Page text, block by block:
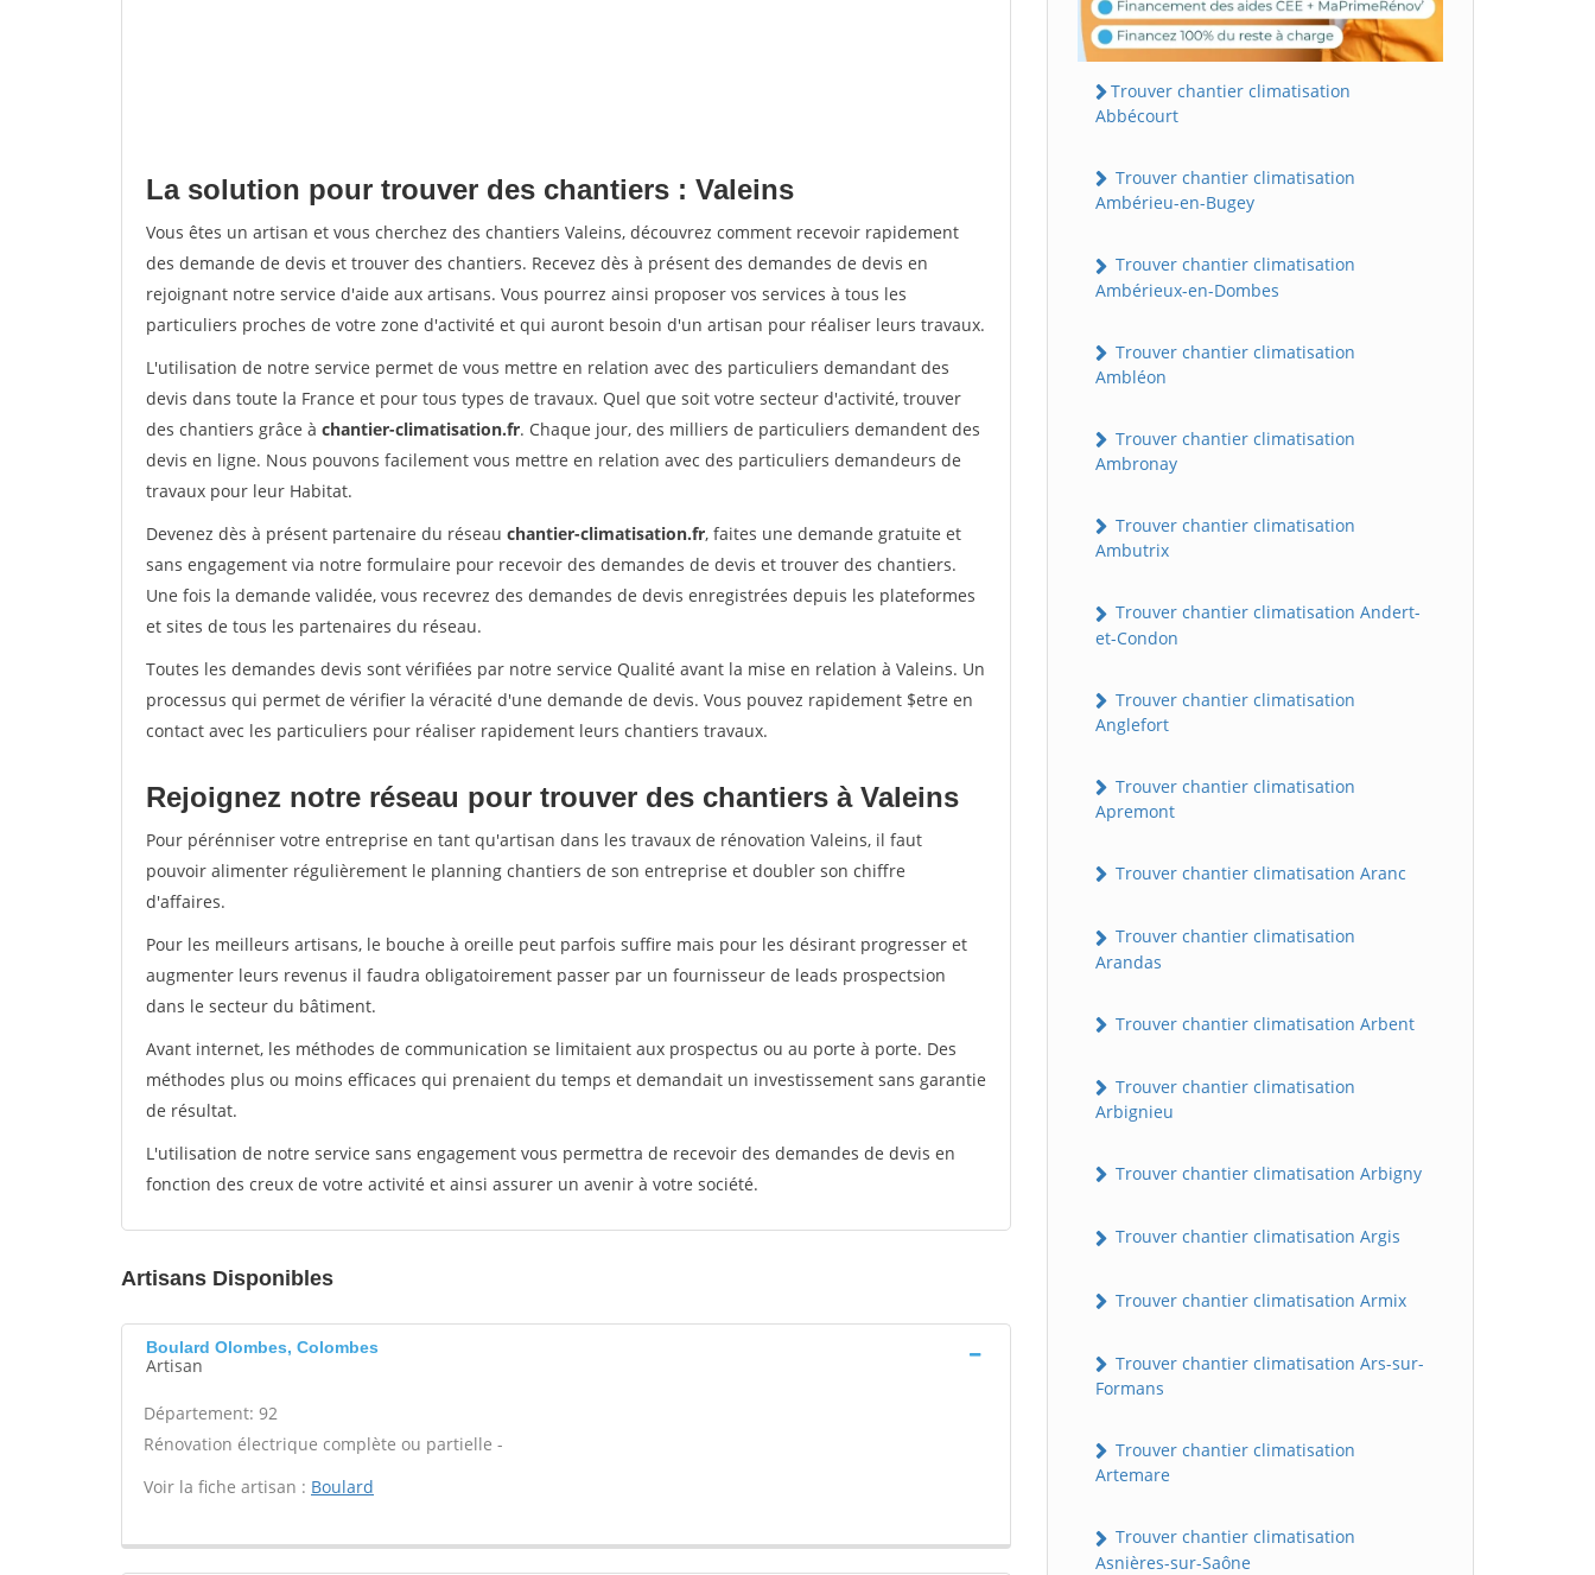
La solution pour trouver des chantiers : Valeins
Vous êtes un artisan et vous cherchez des chantiers Valeins, découvrez comment recevoir rapidement
des demande de devis et trouver des chantiers. Recevez dès à présent des demandes de devis en
rejoignant notre service d'aide aux artisans. Vous pourrez ainsi proposer vos services à tous les
particuliers proches de votre zone d'activité et qui auront besoin d'un artisan pour réaliser leurs travaux.
L'utilisation de notre service permet de vous mettre en relation avec des particuliers demandant des
devis dans toute la France et pour tous types de travaux. Quel que soit votre secteur d'activité, trouver
des chantiers grâce à chantier-climatisation.fr. Chaque jour, des milliers de particuliers demandent des
devis en ligne. Nous pouvons facilement vous mettre en relation avec des particuliers demandeurs de
travaux pour leur Habitat.
Devenez dès à présent partenaire du réseau chantier-climatisation.fr, faites une demande gratuite et
sans engagement via notre formulaire pour recevoir des demandes de devis et trouver des chantiers.
Une fois la demande validée, vous recevrez des demandes de devis enregistrées depuis les plateformes
et sites de tous les partenaires du réseau.
Toutes les demandes devis sont vérifiées par notre service Qualité avant la mise en relation à Valeins. Un
processus qui permet de vérifier la véracité d'une demande de devis. Vous pouvez rapidement $etre en
contact avec les particuliers pour réaliser rapidement leurs chantiers travaux.
Rejoignez notre réseau pour trouver des chantiers à Valeins
Pour pérénniser votre entreprise en tant qu'artisan dans les travaux de rénovation Valeins, il faut
pouvoir alimenter régulièrement le planning chantiers de son entreprise et doubler son chiffre
d'affaires.
Pour les meilleurs artisans, le bouche à oreille peut parfois suffire mais pour les désirant progresser et
augmenter leurs revenus il faudra obligatoirement passer par un fournisseur de leads prospectsion
dans le secteur du bâtiment.
Avant internet, les méthodes de communication se limitaient aux prospectus ou au porte à porte. Des
méthodes plus ou moins efficaces qui prenaient du temps et demandait un investissement sans garantie
de résultat.
L'utilisation de notre service sans engagement vous permettra de recevoir des demandes de devis en
fonction des creux de votre activité et ainsi assurer un avenir à votre société.
Artisans Disponibles
Boulard Olombes, Colombes
Artisan
Département: 92
Rénovation électrique complète ou partielle -
Voir la fiche artisan : Boulard
Trouver chantier climatisation
Abbécourt
Trouver chantier climatisation
Ambérieu-en-Bugey
Trouver chantier climatisation
Ambérieux-en-Dombes
Trouver chantier climatisation
Ambléon
Trouver chantier climatisation
Ambronay
Trouver chantier climatisation
Ambutrix
Trouver chantier climatisation Andert-
et-Condon
Trouver chantier climatisation
Anglefort
Trouver chantier climatisation
Apremont
Trouver chantier climatisation Aranc
Trouver chantier climatisation
Arandas
Trouver chantier climatisation Arbent
Trouver chantier climatisation
Arbignieu
Trouver chantier climatisation Arbigny
Trouver chantier climatisation Argis
Trouver chantier climatisation Armix
Trouver chantier climatisation Ars-sur-
Formans
Trouver chantier climatisation
Artemare
Trouver chantier climatisation
Asnières-sur-Saône